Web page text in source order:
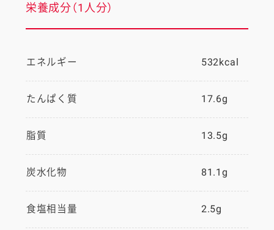
栄養成分（1人分）
エネルギー 532kcal
たんぱく質 17.6g
脂質 13.5g
炭水化物 81.1g
食塩相当量 2.5g